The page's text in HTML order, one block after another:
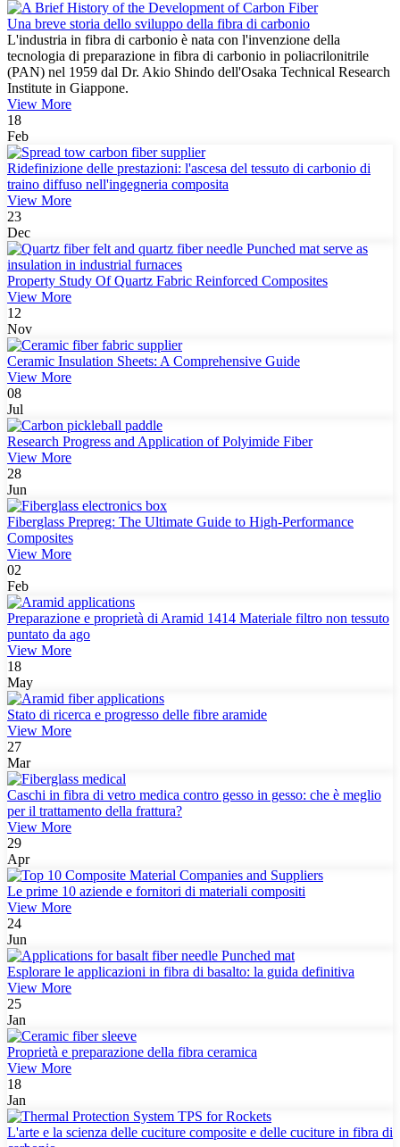
Una breve storia dello sviluppo della fibra di carbonio
L'industria in fibra di carbonio è nata con l'invenzione della
tecnologia di preparazione in fibra di carbonio in poliacrilonitrile
(PAN) nel 1959 dal Dr. Akio Shindo dell'Osaka Technical Research
Institute in Giappone.
View More
18
Feb
Ridefinizione delle prestazioni: l'ascesa del tessuto di carbonio di
traino diffuso nell'ingegneria composita
View More
23
Dec
Property Study Of Quartz Fabric Reinforced Composites
View More
12
Nov
Ceramic Insulation Sheets: A Comprehensive Guide
View More
08
Jul
Research Progress and Application of Polyimide Fiber
View More
28
Jun
Fiberglass Prepreg: The Ultimate Guide to High-Performance
Composites
View More
02
Feb
Preparazione e proprietà di Aramid 1414 Materiale filtro non tessuto
puntato da ago
View More
18
May
Stato di ricerca e progresso delle fibre aramide
View More
27
Mar
Caschi in fibra di vetro medica contro gesso in gesso: che è meglio
per il trattamento della frattura?
View More
29
Apr
Le prime 10 aziende e fornitori di materiali compositi
View More
24
Jun
Esplorare le applicazioni in fibra di basalto: la guida definitiva
View More
25
Jan
Proprietà e preparazione della fibra ceramica
View More
18
Jan
L'arte e la scienza delle cuciture composite e delle cuciture in fibra di